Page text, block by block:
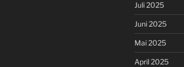
Juli 2025
Juni 2025
Mai 2025
April 2025